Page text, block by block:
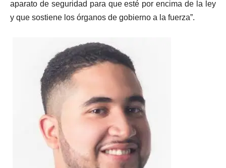
aparato de seguridad para que esté por encima de la ley
y que sostiene los órganos de gobierno a la fuerza”.